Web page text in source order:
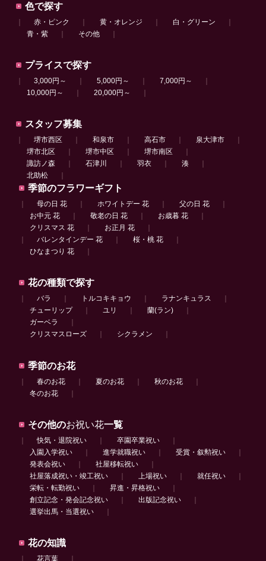
色で探す
｜ 赤・ピンク ｜ 黄・オレンジ ｜ 白・グリーン
｜
青・紫
｜ その他 ｜
プライスで探す
3,000円～ 5,000円～ 7,000円～
10,000円～
20,000円～
スタッフ募集
堺市西区 和泉市 高石市 泉大津市
堺市北区
堺市中区 堺市南区
諏訪ノ森
石津川 羽衣 湊
北助松
季節のフラワーギフト
母の日 花 ホワイトデー 花 父の日 花
お中元 花
敬老の日 花 お歳暮 花
クリスマス 花
お正月 花
バレンタインデー 花 桜・桃 花
ひなまつり 花
花の種類で探す
バラ トルコキキョウ ラナンキュラス
チューリップ
ユリ 蘭(ラン)
ガーベラ
クリスマスローズ
シクラメン
季節のお花
｜ 春のお花 ｜ 夏のお花 ｜ 秋のお花
｜
冬のお花
｜
その他のお祝い花一覧
｜ 快気・退院祝い ｜ 卒園卒業祝い
｜
入園入学祝い
｜ 進学就職祝い ｜ 受賞・叙勲祝い
｜
発表会祝い
｜ 社屋移転祝い
｜
社屋落成祝い・竣工祝い
｜ 上場祝い ｜ 就任祝い
｜
栄転・転勤祝い
｜ 昇進・昇格祝い
｜
創立記念・発会記念祝い
｜ 出版記念祝い
｜
選挙出馬・当選祝い
｜
花の知識
花言葉